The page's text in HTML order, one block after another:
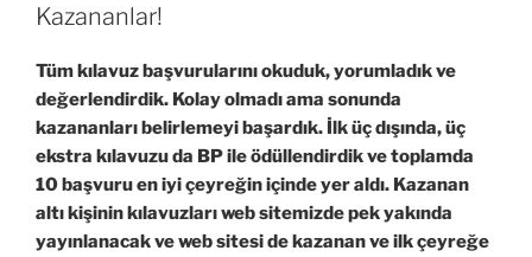
Kazananlar!
Tüm kılavuz başvurularını okuduk, yorumladık ve
değerlendirdik. Kolay olmadı ama sonunda
kazananları belirlemeyi başardık. İlk üç dışında, üç
ekstra kılavuzu da BP ile ödüllendirdik ve toplamda
10 başvuru en iyi çeyreğin içinde yer aldı. Kazanan
altı kişinin kılavuzları web sitemizde pek yakında
yayınlanacak ve web sitesi de kazanan ve ilk çeyreğe